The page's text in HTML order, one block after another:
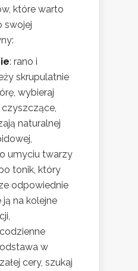
które warto
swojej
: rano i
skrupulatnie
wybieraj
czyszczące,
naturalnej
umyciu twarzy
tonik, który
odpowiednie
na kolejne
w
cery, szukaj